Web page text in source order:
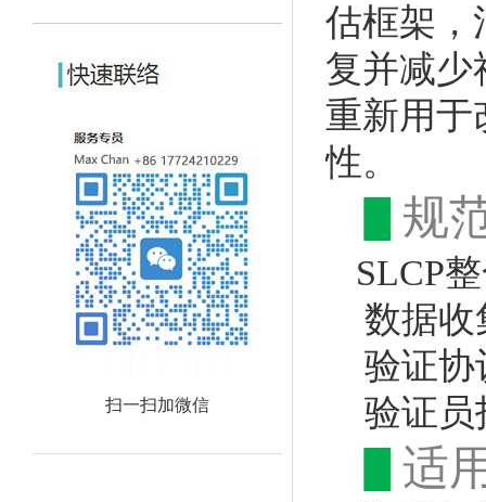
扫一扫加微信
估框架，
复并减少
重新用于
性。
规
SLCP
数据收
验证协
验证员
▋ 适